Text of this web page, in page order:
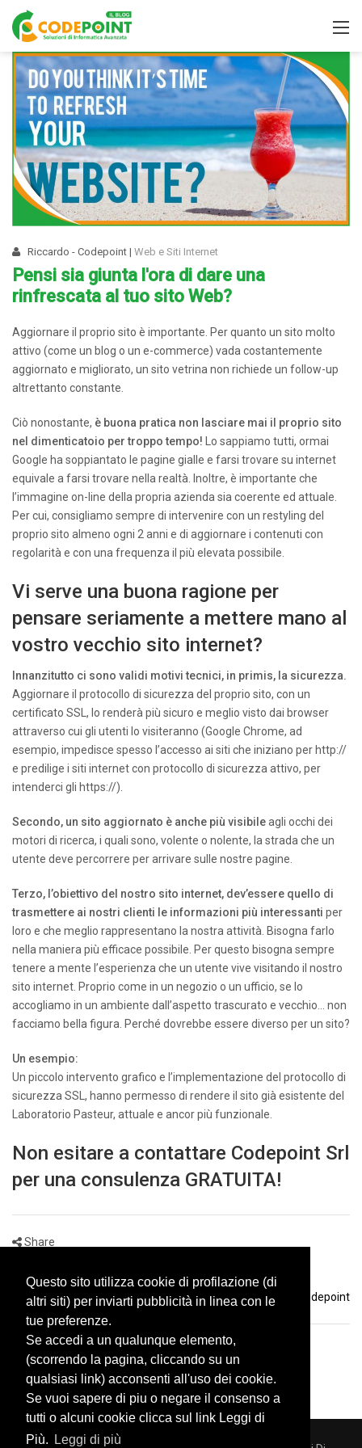
Questo sito utilizza cookie di profilazione (di
altri siti) per inviarti pubblicità in linea con le
tue preferenze.
Se accedi a un qualunque elemento,
(scorrendo la pagina, cliccando su un
qualsiasi link) acconsenti all'uso dei cookie.
Se vuoi sapere di piu o negare il consenso a
tutti o alcuni cookie clicca sul link Leggi di
Più.
Leggi di più
Riccardo - Codepoint | Web e Siti Internet
Pensi sia giunta l'ora di dare una
rinfrescata al tuo sito Web?
Aggiornare il proprio sito è importante. Per quanto un sito molto
attivo (come un blog o un e-commerce) vada costantemente
aggiornato e migliorato, un sito vetrina non richiede un follow-up
altrettanto constante.
Ciò nonostante, è buona pratica non lasciare mai il proprio sito
nel dimenticatoio per troppo tempo! Lo sappiamo tutti, ormai
Google ha soppiantato le pagine gialle e farsi trovare su internet
equivale a farsi trovare nella realtà. Inoltre, è importante che
l’immagine on-line della propria azienda sia coerente ed attuale.
Per cui, consigliamo sempre di intervenire con un restyling del
proprio sito almeno ogni 2 anni e di aggiornare i contenuti con
regolarità e con una frequenza il più elevata possibile.
Vi serve una buona ragione per
pensare seriamente a mettere mano al
vostro vecchio sito internet?
Innanzitutto ci sono validi motivi tecnici, in primis, la sicurezza.
Aggiornare il protocollo di sicurezza del proprio sito, con un
certificato SSL, lo renderà più sicuro e meglio visto dai browser
attraverso cui gli utenti lo visiteranno (Google Chrome, ad
esempio, impedisce spesso l’accesso ai siti che iniziano per http://
e predilige i siti internet con protocollo di sicurezza attivo, per
intenderci gli https://).
Secondo, un sito aggiornato è anche più visibileagli occhi dei
motori di ricerca, i quali sono, volente o nolente, la strada che un
utente deve percorrere per arrivare sulle nostre pagine.
Terzo, l’obiettivo del nostro sito internet, dev’essere quello di
trasmettere ai nostri clienti le informazioni più interessanti per
loro e che meglio rappresentano la nostra attività. Bisogna farlo
nella maniera più efficace possibile. Per questo bisogna sempre
tenere a mente l’esperienza che un utente vive visitando il nostro
sito internet. Proprio come in un negozio o un ufficio, se lo
accogliamo in un ambiente dall’aspetto trascurato e vecchio… non
facciamo bella figura. Perché dovrebbe essere diverso per un sito?
Un esempio:
Un piccolo intervento grafico e l’implementazione del protocollo di
sicurezza SSL, hanno permesso di rendere il sito già esistente del
Laboratorio Pasteur, attuale e ancor più funzionale.
Non esitare a contattare Codepoint Srl
per una consulenza GRATUITA!
Share
byRiccardo - Codepoint